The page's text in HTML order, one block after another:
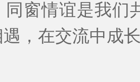
同窗情谊是我们
，在交流中成